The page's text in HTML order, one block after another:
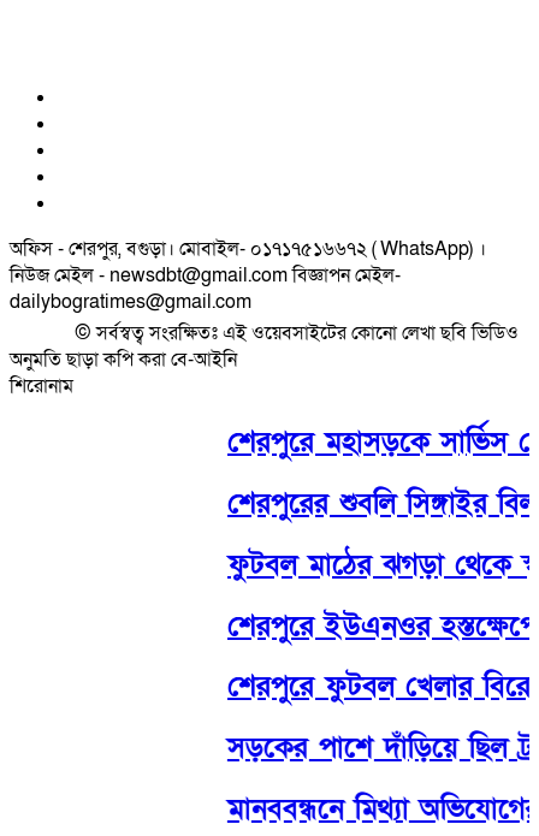
অফিস - শেরপুর, বগুড়া। মোবাইল- ০১৭১৭৫১৬৬৭২ ( WhatsApp) ।
নিউজ মেইল - newsdbt@gmail.com বিজ্ঞাপন মেইল-
dailybogratimes@gmail.com
© সর্বস্বত্ব সংরক্ষিতঃ এই ওয়েবসাইটের কোনো লেখা ছবি ভিডিও
অনুমতি ছাড়া কপি করা বে-আইনি
শিরোনাম
শেরপুরে মহাসড়কে সার্ভিস
শেরপুরের শুবলি সিঙ্গাইর বিল
ফুটবল মাঠের ঝগড়া থেকে
শেরপুরে ইউএনওর হস্তক্ষেপে
শেরপুরে ফুটবল খেলার বিরোধে
সড়কের পাশে দাঁড়িয়ে ছিল
মানববন্ধনে মিথ্যা অভিযোগের